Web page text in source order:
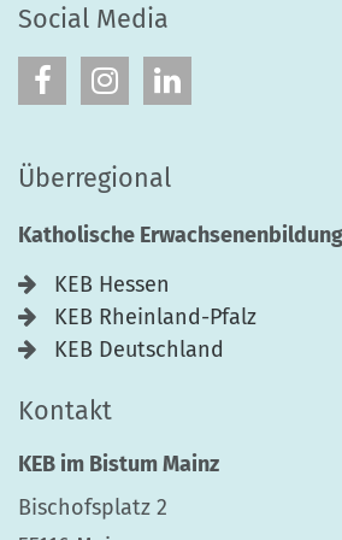
Social Media
Überregional
Katholische
KEB Hessen
KEB Rheinland-Pfalz
KEB Deutschland
Kontakt
KEB im Bistum Mainz
Bischofsplatz 2